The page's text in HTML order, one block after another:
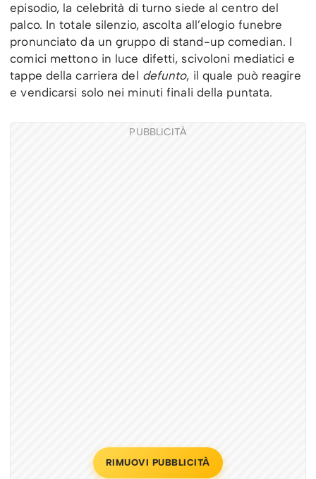
episodio, la celebrità di turno siede al centro del
palco. In totale silenzio, ascolta all’elogio funebre
pronunciato da un gruppo di stand-up comedian. I
comici mettono in luce difetti, scivoloni mediatici e
tappe della carriera del defunto, il quale può reagire
e vendicarsi solo nei minuti finali della puntata.
PUBBLICITÀ
RIMUOVI PUBBLICITÀ